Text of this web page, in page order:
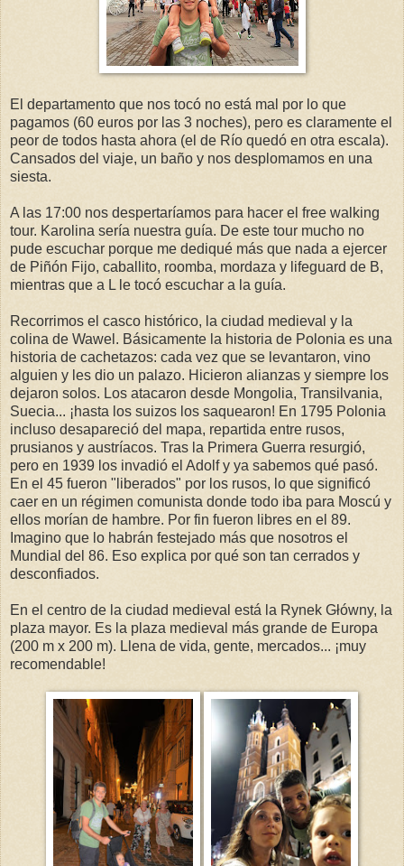
El departamento que nos tocó no está mal por lo que
pagamos (60 euros por las 3 noches), pero es claramente el
peor de todos hasta ahora (el de Río quedó en otra escala).
Cansados del viaje, un baño y nos desplomamos en una
siesta.
A las 17:00 nos despertaríamos para hacer el free walking
tour. Karolina sería nuestra guía. De este tour mucho no
pude escuchar porque me dediqué más que nada a ejercer
de Piñón Fijo, caballito, roomba, mordaza y lifeguard de B,
mientras que a L le tocó escuchar a la guía.
Recorrimos el casco histórico, la ciudad medieval y la
colina de Wawel. Básicamente la historia de Polonia es una
historia de cachetazos: cada vez que se levantaron, vino
alguien y les dio un palazo. Hicieron alianzas y siempre los
dejaron solos. Los atacaron desde Mongolia, Transilvania,
Suecia... ¡hasta los suizos los saquearon! En 1795 Polonia
incluso desapareció del mapa, repartida entre rusos,
prusianos y austríacos. Tras la Primera Guerra resurgió,
pero en 1939 los invadió el Adolf y ya sabemos qué pasó.
En el 45 fueron "liberados" por los rusos, lo que significó
caer en un régimen comunista donde todo iba para Moscú y
ellos morían de hambre. Por fin fueron libres en el 89.
Imagino que lo habrán festejado más que nosotros el
Mundial del 86. Eso explica por qué son tan cerrados y
desconfiados.
En el centro de la ciudad medieval está la Rynek Główny, la
plaza mayor. Es la plaza medieval más grande de Europa
(200 m x 200 m). Llena de vida, gente, mercados... ¡muy
recomendable!